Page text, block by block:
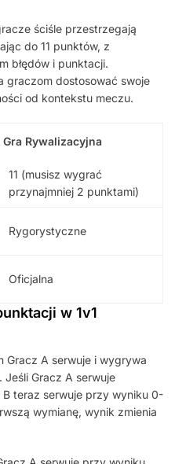
ściśle przestrzegają
do 11 punktów, z
błędów i punktacji.
graczom dostosować swoje
od kontekstu meczu.
Gra Rywalizacyjna
11 (musisz wygrać
przynajmniej 2 punktami)
Rygorystyczne
Oficjalna
w 1v1
Gracz A serwuje i wygrywa
Gracz A serwuje
B teraz serwuje przy wyniku 0-
wymianę, wynik zmienia